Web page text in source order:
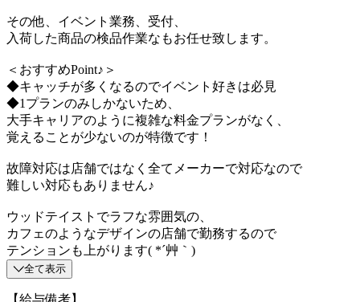
その他、イベント業務、受付、
入荷した商品の検品作業なもお任せ致します。
＜おすすめPoint♪＞
◆キャッチが多くなるのでイベント好きは必見
◆1プランのみしかないため、
大手キャリアのように複雑な料金プランがなく、
覚えることが少ないのが特徴です！
故障対応は店舗ではなく全てメーカーで対応なので
難しい対応もありません♪
ウッドテイストでラフな雰囲気の、
カフェのようなデザインの店舗で勤務するので
テンションも上がります( *´艸｀)
全て表示
【給与備考】